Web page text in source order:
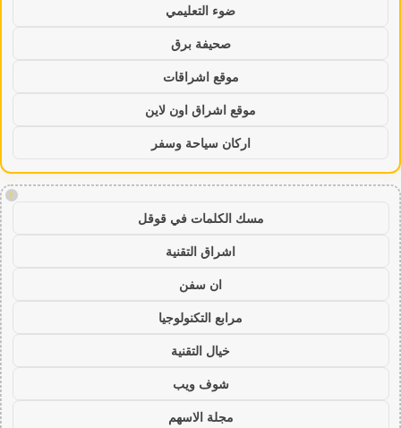
ضوء التعليمي
صحيفة برق
موقع اشراقات
موقع اشراق اون لاين
اركان سياحة وسفر
!
مسك الكلمات في قوقل
اشراق التقنية
ان سفن
مرابع التكنولوجيا
خيال التقنية
شوف ويب
مجلة الاسهم